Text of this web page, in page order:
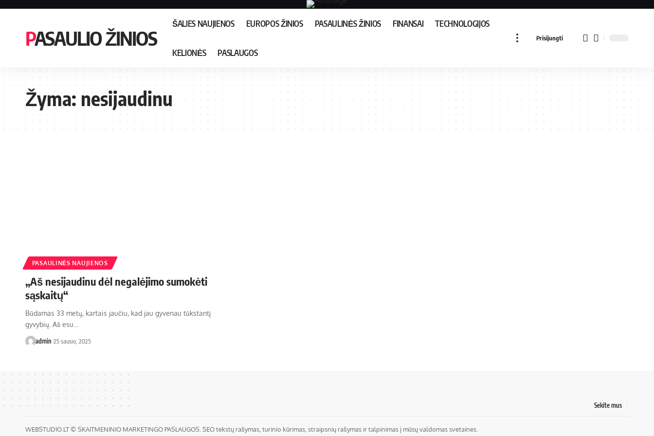
PASAULIO ŽINIOS
ŠALIES NAUJIENOS EUROPOS ŽINIOS PASAULINĖS ŽINIOS FINANSAI TECHNOLOGIJOS
KELIONĖS PASLAUGOS
Prisijungti
Žyma: nesijaudinu
PASAULINĖS NAUJIENOS
„Aš nesijaudinu dėl negalėjimo sumokėti
sąskaitų“
Būdamas 33 metų, kartais jaučiu, kad jau gyvenau tūkstantį
gyvybių. Aš esu…
admin 25 sausio, 2025
Sekite mus
WEBSTUDIO.LT© SKAITMENINIO MARKETINGO PASLAUGOS. SEO tekstų rašymas, turinio kūrimas, straipsnių rašymas ir talpinimas į mūsų valdomas svetaines.